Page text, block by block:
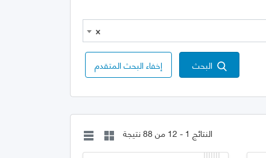
×
البحث إخفاء البحث المتقدم
النتائج 1 - 12 من 88 نتيجة